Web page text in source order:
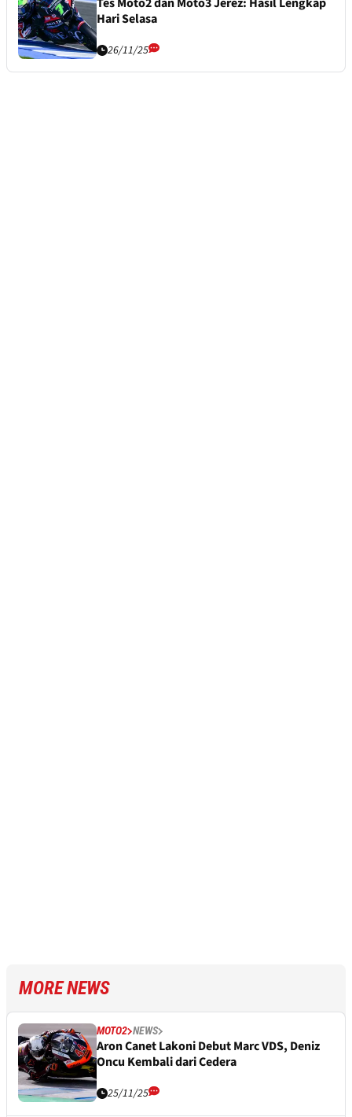
Hari Selasa
26/11/25
MORE NEWS
MOTO2 NEWS
Aron Canet Lakoni Debut Marc VDS, Deniz
Oncu Kembali dari Cedera
25/11/25